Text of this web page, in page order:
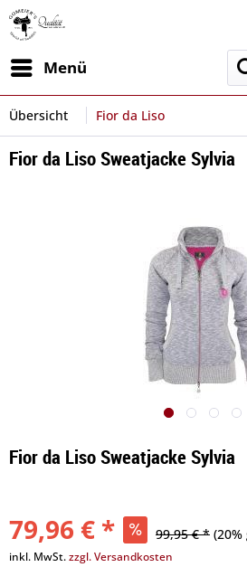
Menü
Übersicht Fior da Liso
Fior da Liso Sweatjacke Sylvia
Fior da Liso Sweatjacke Sylvia
79,96 € * 99,95 € *
inkl. MwSt.zzgl. Versandkosten